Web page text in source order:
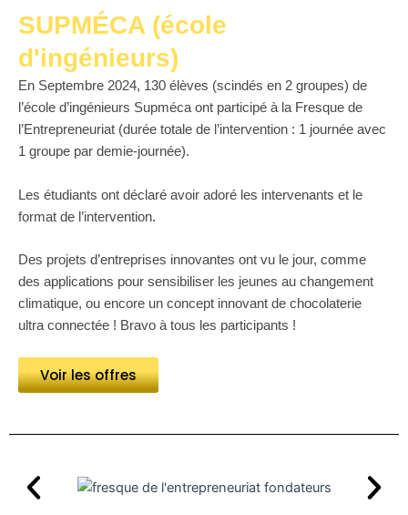
SUPMÉCA (école
d'ingénieurs)
En Septembre 2024, 130 élèves (scindés en 2 groupes) de
l’école d’ingénieurs Supméca ont participé à la Fresque de
l’Entrepreneuriat (durée totale de l’intervention : 1 journée avec
1 groupe par demie-journée).
Les étudiants ont déclaré avoir adoré les intervenants et le
format de l’intervention.
Des projets d’entreprises innovantes ont vu le jour, comme
des applications pour sensibiliser les jeunes au changement
climatique, ou encore un concept innovant de chocolaterie
ultra connectée ! Bravo à tous les participants !
Voir les offres